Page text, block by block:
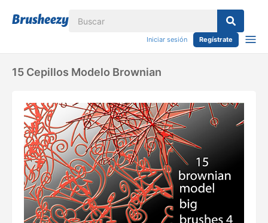
Iniciar sesión Regístrate
15 Cepillos Modelo Brownian